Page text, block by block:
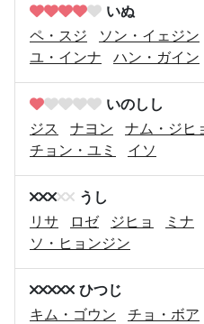
いぬ
ペ・スジ
ソン・イェジン
ユ・インナ
ハン・ガイン
いのしし
ジス
ナヨン ナム・ジヒ
チョン・ユミ
イソ
うし
リサ
ロゼ ジヒョ ミナ
ソ・ヒョンジン
ひつじ
キム・ゴウン
チョ・ボア